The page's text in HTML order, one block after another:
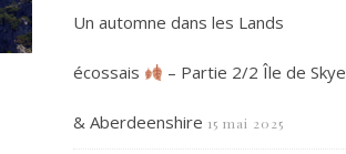
Un automne dans les Lands
écossais – Partie 2/2 Île de Skye
& Aberdeenshire 15 mai 2025